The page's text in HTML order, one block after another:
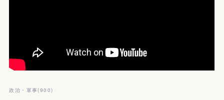
政治・軍事(900)